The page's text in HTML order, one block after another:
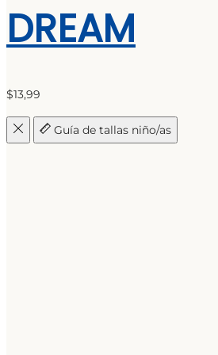
DREAM
$13,99
Guía de tallas niño/as